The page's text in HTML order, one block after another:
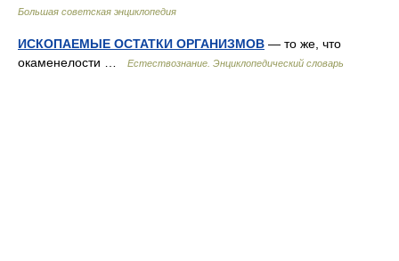
Большая советская энциклопедия
ИСКОПАЕМЫЕ ОСТАТКИ ОРГАНИЗМОВ — то же, что
окаменелости …
Естествознание. Энциклопедический словарь